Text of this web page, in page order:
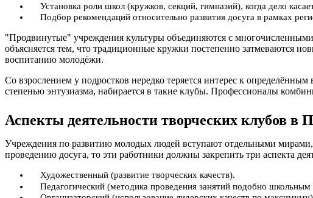
Установка роли школ (кружков, секций, гимназий), когда дело
Подбор рекомендаций относительно развития досуга в рамках
"Продвинутые" учреждения культуры объединяются с
объясняется тем, что традиционные кружки постепенно затмеваются
воспитанию молодёжи.
Со взрослением у подростков нередко теряется интерес к
степенью энтузиазма, набирается в такие клубы. Профессионалы
Аспекты деятельности творческих клубов в
Учреждения по развитию молодых людей вступают отдельными
проведению досуга, то эти работники должны закрепить три аспекта
Художественный (развитие творческих качеств).
Педагогический (методика проведения занятий подобно